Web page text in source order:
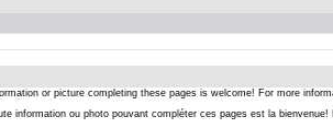
or picture completing these pages is welcome! For more
information ou photo pouvant compléter ces pages est la